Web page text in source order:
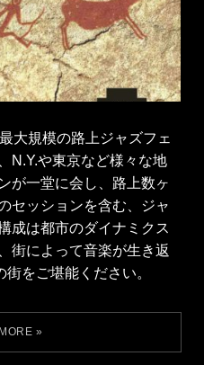
大規模の路上ジャズフェ
N.Y.や東京など様々な地
が一堂に会し、路上数ヶ
セッションを含む、ジャ
成は都市のダイナミクス
街によって音楽が生き返
をご堪能ください。